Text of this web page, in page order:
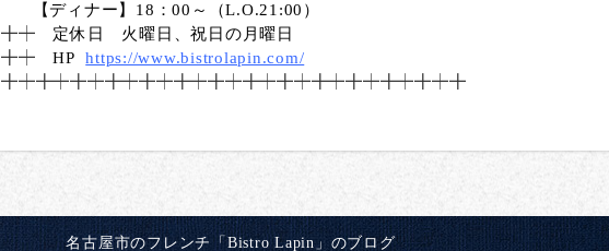
【ディナー】18：00～（L.O.21:00）
╋┿ 定休日 火曜日、祝日の月曜日
╋┿HPhttps://www.bistrolapin.com/
╋┿╋┿╋┿╋┿╋┿╋┿╋┿╋┿╋┿╋┿╋┿╋┿╋┿╋
名古屋市のフレンチ「Bistro Lapin」のブログ